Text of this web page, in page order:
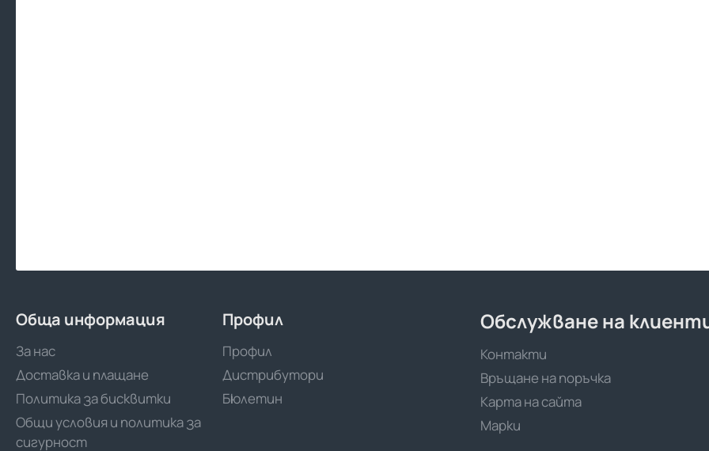
Обща информация
За нас
Доставка и плащане
Политика за бисквитки
Общи условия и политика за
сигурност
Профил
Профил
Дистрибутори
Бюлетин
Обслужване на
Контакти
Връщане на поръчка
Карта на сайта
Марки